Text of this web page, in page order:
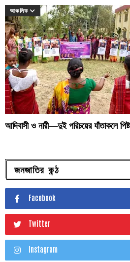
আঞ্চলিক
আদিবাসী ও নারী—দুই পরিচয়ের যাঁতাকলে
জনজাতির কন্ঠ
Facebook
Twitter
Instagram